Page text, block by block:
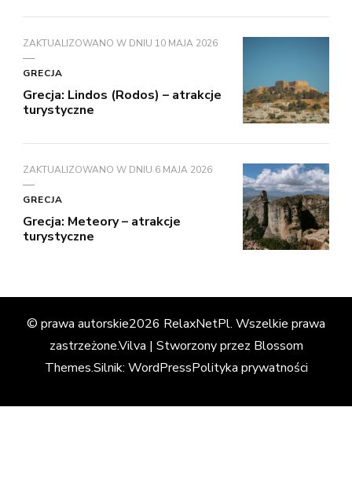
ZAKTUALIZOWANO W DNIU 10 MAJA 2026
GRECJA
Grecja: Lindos (Rodos) – atrakcje
turystyczne
ZAKTUALIZOWANO W DNIU 6 MAJA 2026
GRECJA
Grecja: Meteory – atrakcje
turystyczne
© prawa autorskie2026 RelaxNetPl. Wszelkie prawa
zastrzeżone.Vilva | Stworzony przez Blossom
Themes.Silnik: WordPressPolityka prywatności